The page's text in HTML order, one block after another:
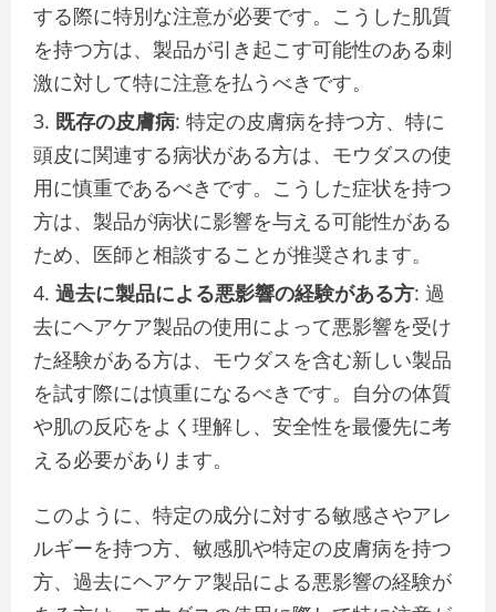
する際に特別な注意が必要です。こうした肌質
を持つ方は、製品が引き起こす可能性のある刺
激に対して特に注意を払うべきです。
既存の皮膚病: 特定の皮膚病を持つ方、特に
頭皮に関連する病状がある方は、モウダスの使
用に慎重であるべきです。こうした症状を持つ
方は、製品が病状に影響を与える可能性がある
ため、医師と相談することが推奨されます。
過去に製品による悪影響の経験がある方: 過
去にヘアケア製品の使用によって悪影響を受け
た経験がある方は、モウダスを含む新しい製品
を試す際には慎重になるべきです。自分の体質
や肌の反応をよく理解し、安全性を最優先に考
える必要があります。
このように、特定の成分に対する敏感さやアレ
ルギーを持つ方、敏感肌や特定の皮膚病を持つ
方、過去にヘアケア製品による悪影響の経験が